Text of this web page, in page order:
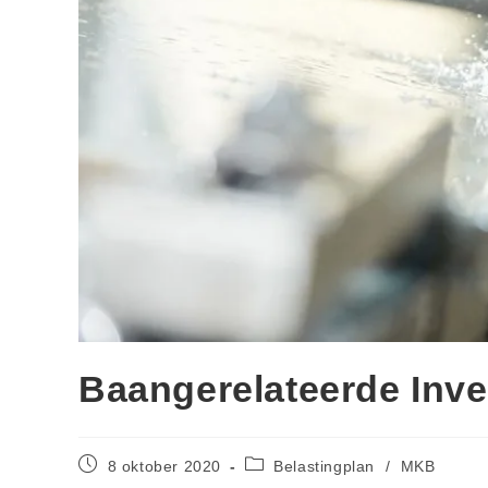
Baangerelateerde
8 oktober 2020 Belastingplan / MKB